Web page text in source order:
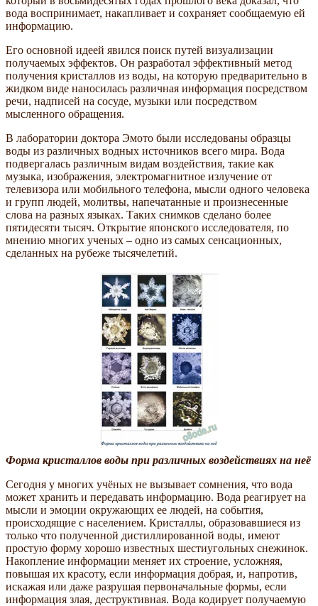
вода воспринимает, накапливает и сохраняет сообщаемую ей
информацию.
Его основной идеей явился поиск путей визуализации
получаемых эффектов. Он разработал эффективный метод
получения кристаллов из воды, на которую предварительно в
жидком виде наносилась различная информация посредством
речи, надписей на сосуде, музыки или посредством
мысленного обращения.
В лаборатории доктора Эмото были исследованы образцы
воды из различных водных источников всего мира. Вода
подвергалась различным видам воздействия, такие как
музыка, изображения, электромагнитное излучение от
телевизора или мобильного телефона, мысли одного человека
и групп людей, молитвы, напечатанные и произнесенные
слова на разных языках. Таких снимков сделано более
пятидесяти тысяч. Открытие японского исследователя, по
мнению многих ученых – одно из самых сенсационных,
сделанных на рубеже тысячелетий.
Форма кристаллов воды при различных воздействиях на неё
Сегодня у многих учёных не вызывает сомнения, что вода
может хранить и передавать информацию. Вода реагирует на
мысли и эмоции окружающих ее людей, на события,
происходящие с населением. Кристаллы, образовавшиеся из
только что полученной дистиллированной воды, имеют
простую форму хорошо известных шестиугольных снежинок.
Накопление информации меняет их строение, усложняя,
повышая их красоту, если информация добрая, и, напротив,
искажая или даже разрушая первоначальные формы, если
информация злая, деструктивная. Вода кодирует получаемую